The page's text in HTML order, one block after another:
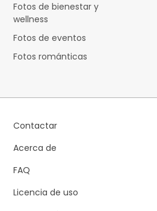
Fotos de bienestar y
wellness
Fotos de eventos
Fotos románticas
Contactar
Acerca de
FAQ
Licencia de uso